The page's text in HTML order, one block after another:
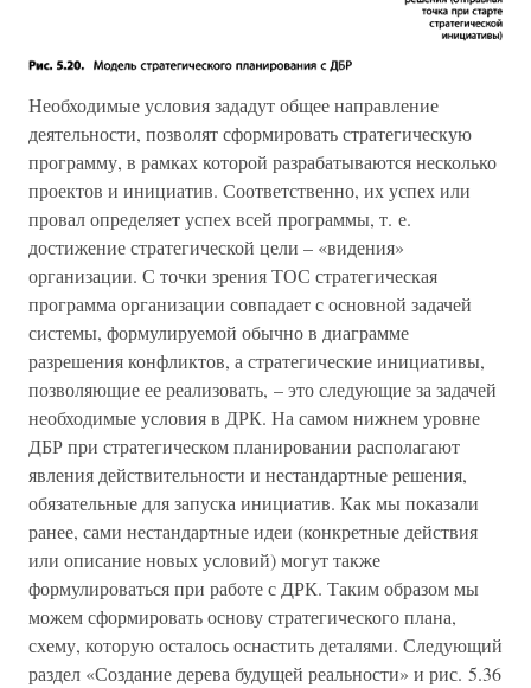
Необходимые условия зададут общее направление
деятельности, позволят сформировать стратегическую
программу, в рамках которой разрабатываются несколько
проектов и инициатив. Соответственно, их успех или
провал определяет успех всей программы, т. е.
достижение стратегической цели – «видения»
организации. С точки зрения ТОС стратегическая
программа организации совпадает с основной задачей
системы, формулируемой обычно в диаграмме
разрешения конфликтов, а стратегические инициативы,
позволяющие ее реализовать, – это следующие за задачей
необходимые условия в ДРК. На самом нижнем уровне
ДБР при стратегическом планировании располагают
явления действительности и нестандартные решения,
обязательные для запуска инициатив. Как мы показали
ранее, сами нестандартные идеи (конкретные действия
или описание новых условий) могут также
формулироваться при работе с ДРК. Таким образом мы
можем сформировать основу стратегического плана,
схему, которую осталось оснастить деталями. Следующий
раздел «Создание дерева будущей реальности» и рис. 5.36